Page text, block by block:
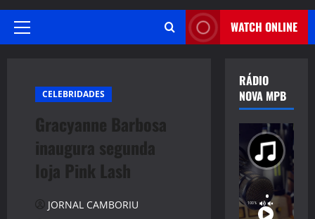
Primary
WATCH ONLINE
CELEBRIDADES
Gracyanne Barbosa
inaugura segunda
loja Pink Lash
JORNAL CAMBORIU
RÁDIO
NOVA MPB